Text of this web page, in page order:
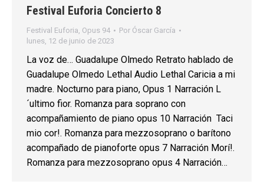
Festival Euforia Concierto 8
Festival Euforia, Opus 94 Por Óscar García
lunes, 12 de junio de 2023
La voz de… Guadalupe Olmedo Retrato hablado de
Guadalupe Olmedo Lethal Audio Lethal Caricia a mi
madre. Nocturno para piano, Opus 1 Narración L
´ultimo fior. Romanza para soprano con
acompañamiento de piano opus 10 Narración Taci
mio cor!. Romanza para mezzosoprano o barítono
acompañado de pianoforte opus 7 Narración Morí!.
Romanza para mezzosoprano opus 4 Narración…